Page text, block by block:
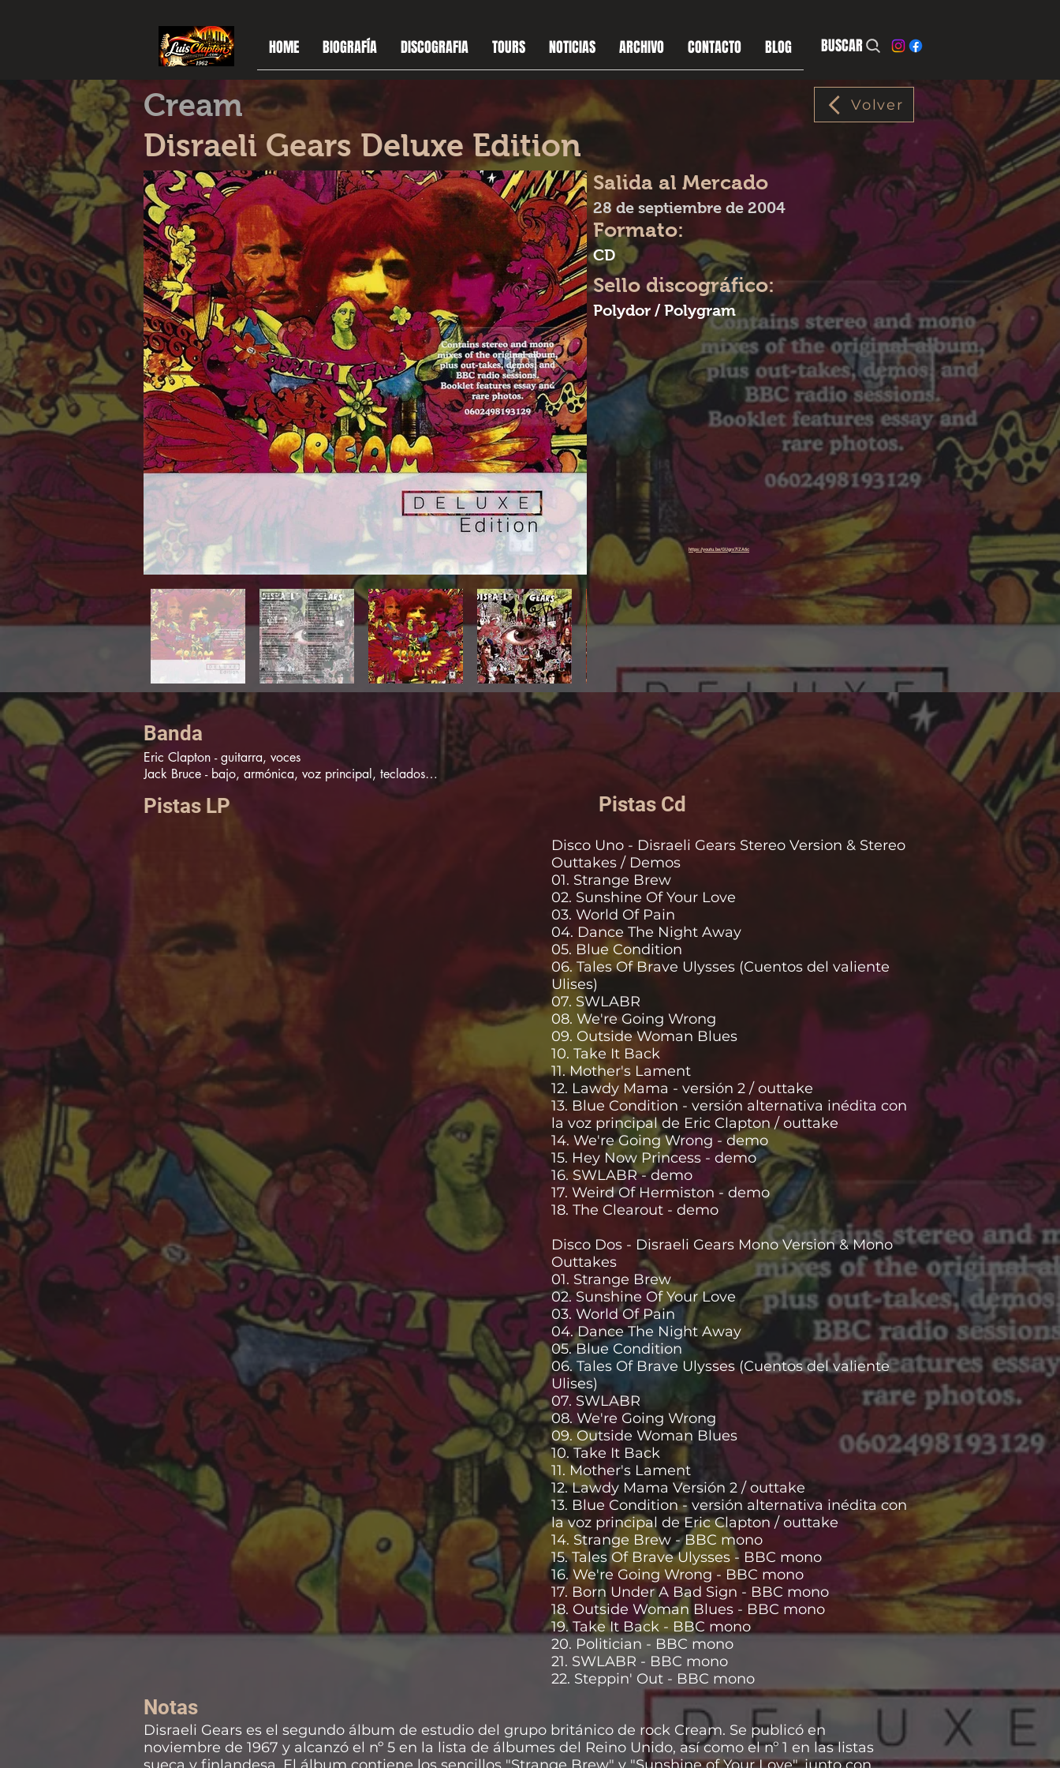
HOME BIOGRAFÍA DISCOGRAFIA TOURS NOTICIAS ARCHIVO CONTACTO BLOG BUSCAR
Cream
Disraeli Gears Deluxe Edition
Volver
Salida al Mercado
28 de septiembre de 2004
Formato:
CD
Sello discográfico:
Polydor / Polygram
https://youtu.be/GUgrx7lZA6c
Banda
Eric Clapton - guitarra, voces
Jack Bruce - bajo, armónica, voz principal, teclados
Pistas LP Pistas Cd
Disco Uno - Disraeli Gears Stereo Version & Stereo
Outtakes / Demos
01. Strange Brew
02. Sunshine Of Your Love
03. World Of Pain
04. Dance The Night Away
05. Blue Condition
06. Tales Of Brave Ulysses (Cuentos del valiente
Ulises)
07. SWLABR
08. We're Going Wrong
09. Outside Woman Blues
10. Take It Back
11. Mother's Lament
12. Lawdy Mama - versión 2 / outtake
13. Blue Condition - versión alternativa inédita con
la voz principal de Eric Clapton / outtake
14. We're Going Wrong - demo
15. Hey Now Princess - demo
16. SWLABR - demo
17. Weird Of Hermiston - demo
18. The Clearout - demo
Disco Dos - Disraeli Gears Mono Version & Mono
Outtakes
01. Strange Brew
02. Sunshine Of Your Love
03. World Of Pain
04. Dance The Night Away
05. Blue Condition
06. Tales Of Brave Ulysses (Cuentos del valiente
Ulises)
07. SWLABR
08. We're Going Wrong
09. Outside Woman Blues
10. Take It Back
11. Mother's Lament
12. Lawdy Mama Versión 2 / outtake
13. Blue Condition - versión alternativa inédita con
la voz principal de Eric Clapton / outtake
14. Strange Brew - BBC mono
15. Tales Of Brave Ulysses - BBC mono
16. We're Going Wrong - BBC mono
17. Born Under A Bad Sign - BBC mono
18. Outside Woman Blues - BBC mono
19. Take It Back - BBC mono
20. Politician - BBC mono
21. SWLABR - BBC mono
22. Steppin' Out - BBC mono
Notas
Disraeli Gears es el segundo álbum de estudio del grupo británico de rock Cream. Se publicó en
noviembre de 1967 y alcanzó el nº 5 en la lista de álbumes del Reino Unido, así como el nº 1 en las listas